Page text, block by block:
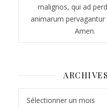
malignos, qui ad
animarum pervagantur
Amen.
ARCHIVES